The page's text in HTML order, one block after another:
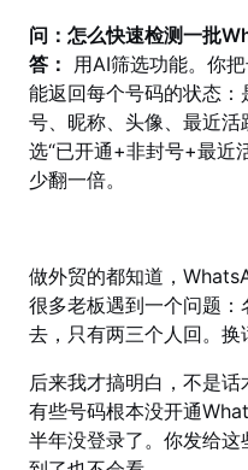
问：怎么快速检测一批
答： 用AI筛选功能。你
能返回每个号码的状态
号、昵称、头像、最近
选“已开通+非封号+最近
少翻一倍。
做外贸的都知道，
很多老板遇到一个问题
去，只有两三个人回。换
后来我才搞明白，不是话
有些号码根本没开通
半年没登录了。你发给